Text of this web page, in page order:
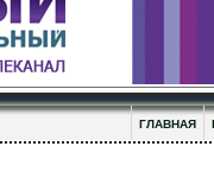
ГЛАВНАЯ